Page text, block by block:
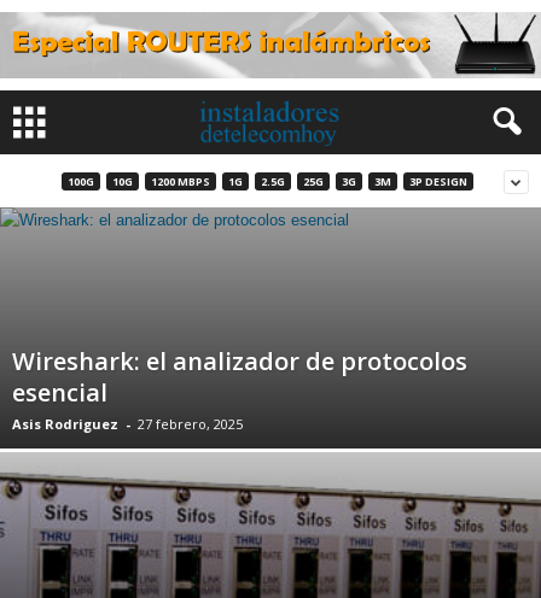
100G 10G 1200 MBPS 1G 2.5G 25G 3G 3M 3P DESIGN
Wireshark: el analizador de protocolos
esencial
Asis Rodriguez - 27 febrero, 2025